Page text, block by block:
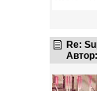
Re:
Автор: